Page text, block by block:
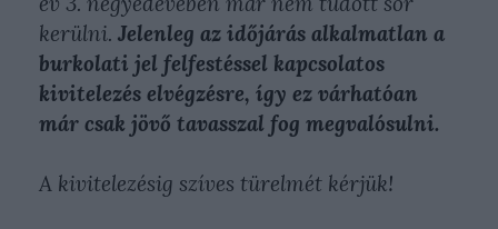
kerülni. Jelenleg az időjárás alkalmatlan a
burkolati jel felfestéssel kapcsolatos
kivitelezés elvégzésre, így ez várhatóan
már csak jövő tavasszal fog megvalósulni.
A kivitelezésig szíves türelmét kérjük!